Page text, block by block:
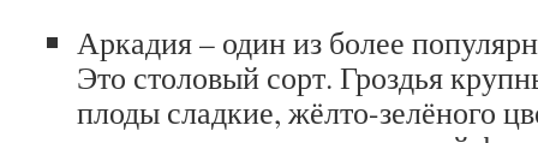
Аркадия – один из более
Это столовый сорт. Гроздья
плоды сладкие, жёлто-зелёного